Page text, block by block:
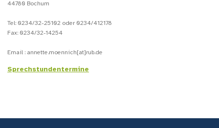
44780 Bochum
Tel: 0234/32-25102 oder 0234/412178
Fax: 0234/32-14254
Email : annette.moennich[at]rub.de
Sprechstundentermine